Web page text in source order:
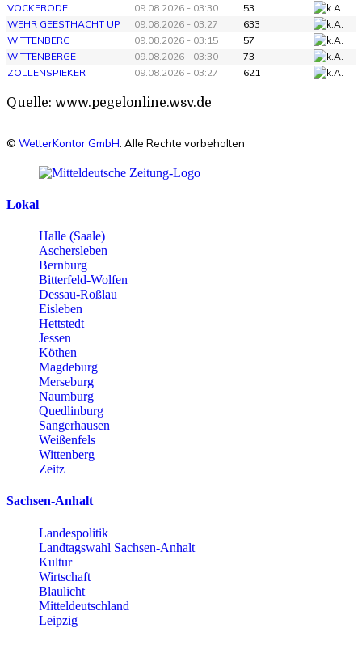
VOCKERODE
09.08.2026 - 03:30
53
WEHR GEESTHACHT UP
09.08.2026 - 03:27
633
WITTENBERG
09.08.2026 - 03:15
57
WITTENBERGE
09.08.2026 - 03:30
73
ZOLLENSPIEKER
09.08.2026 - 03:27 621
Quelle: www.pegelonline.wsv.de
© WetterKontor GmbH . Alle Rechte vorbehalten
Lokal
Halle (Saale)
Aschersleben
Bernburg
Bitterfeld-Wolfen
Dessau-Roßlau
Eisleben
Hettstedt
Jessen
Köthen
Magdeburg
Merseburg
Naumburg
Quedlinburg
Sangerhausen
Weißenfels
Wittenberg
Zeitz
Sachsen-Anhalt
Landespolitik
Landtagswahl Sachsen-Anhalt
Kultur
Wirtschaft
Blaulicht
Mitteldeutschland
Leipzig